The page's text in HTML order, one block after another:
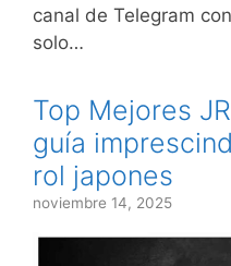
canal de Telegram
solo…
Top Mejores
guía
rol japones
noviembre 14, 2025